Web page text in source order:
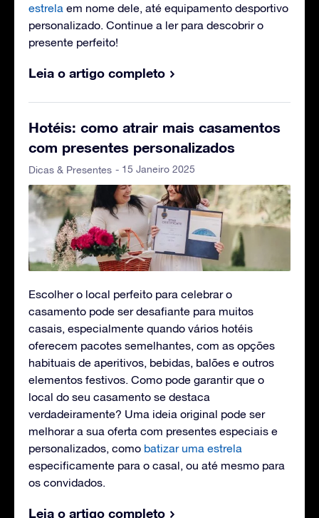
estrela em nome dele, até equipamento desportivo
personalizado. Continue a ler para descobrir o
presente perfeito!
Leia o artigo completo
Hotéis: como atrair mais casamentos
com presentes personalizados
Dicas & Presentes - 15 Janeiro 2025
Escolher o local perfeito para celebrar o
casamento pode ser desafiante para muitos
casais, especialmente quando vários hotéis
oferecem pacotes semelhantes, com as opções
habituais de aperitivos, bebidas, balões e outros
elementos festivos. Como pode garantir que o
local do seu casamento se destaca
verdadeiramente? Uma ideia original pode ser
melhorar a sua oferta com presentes especiais e
personalizados, como batizar uma estrela
especificamente para o casal, ou até mesmo para
os convidados.
Leia o artigo completo